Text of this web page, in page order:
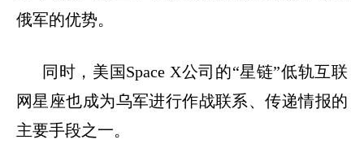
俄军的优势。
同时，美国Space X公司的“星链”低轨互联
网星座也成为乌军进行作战联系、传递情报的
主要手段之一。